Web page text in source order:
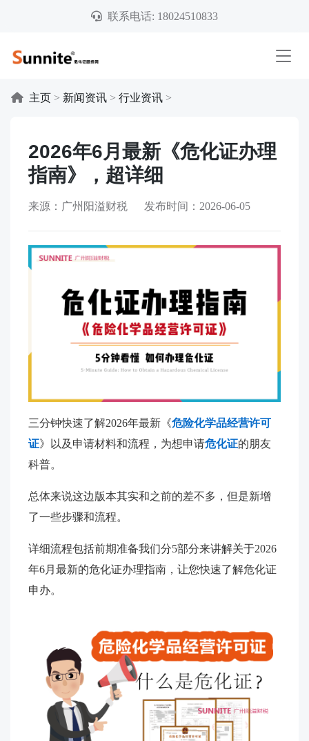
联系电话: 18024510833
主页 > 新闻资讯 > 行业资讯 >
2026年6月最新《危化证办理
指南》，超详细
来源：广州阳溢财税 发布时间：2026-06-05
三分钟快速了解2026年最新《危险化学品经营许可
证》以及申请材料和流程，为想申请危化证的朋友
科普。
总体来说这边版本其实和之前的差不多，但是新增
了一些步骤和流程。
详细流程包括前期准备我们分5部分来讲解关于2026
年6月最新的危化证办理指南，让您快速了解危化证
申办。